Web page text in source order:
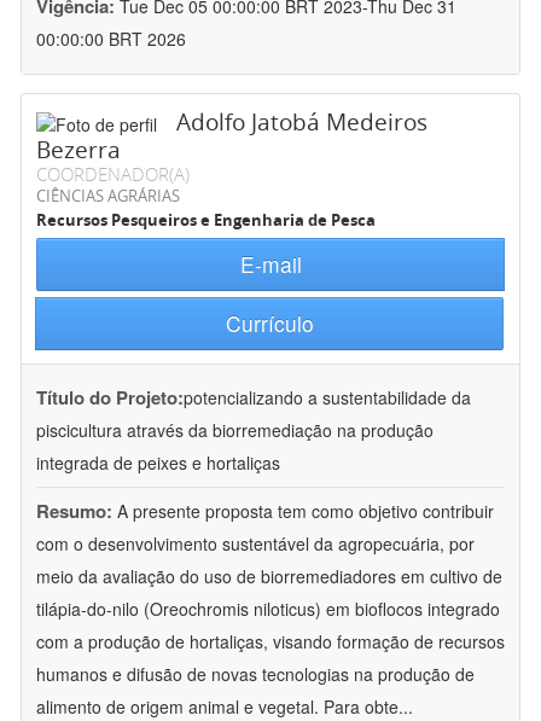
Vigência: Tue Dec 05 00:00:00 BRT 2023-Thu Dec 31
00:00:00 BRT 2026
Adolfo Jatobá Medeiros
Bezerra
COORDENADOR(A)
CIÊNCIAS AGRÁRIAS
Recursos Pesqueiros e Engenharia de Pesca
E-mail
Currículo
Título do Projeto:potencializando a sustentabilidade da
piscicultura através da biorremediação na produção
integrada de peixes e hortaliças
Resumo: A presente proposta tem como objetivo contribuir
com o desenvolvimento sustentável da agropecuária, por
meio da avaliação do uso de biorremediadores em cultivo de
tilápia-do-nilo (Oreochromis niloticus) em bioflocos integrado
com a produção de hortaliças, visando formação de recursos
humanos e difusão de novas tecnologias na produção de
alimento de origem animal e vegetal. Para obte...